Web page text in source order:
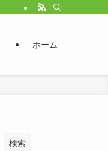
ホーム
検索